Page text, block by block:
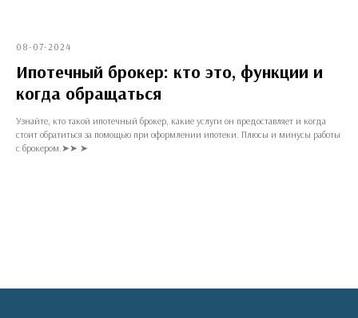
08-07-2024
Ипотечный брокер: кто это, функции и
когда обращаться
Узнайте, кто такой ипотечный брокер, какие услуги он предоставляет и когда
стоит обратиться за помощью при оформлении ипотеки. Плюсы и минусы работы
с брокером.➤➤ ➤